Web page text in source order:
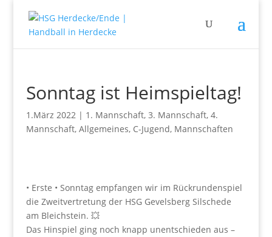
Sonntag ist Heimspieltag!
1.März 2022| 1. Mannschaft, 3. Mannschaft, 4.
Mannschaft, Allgemeines, C-Jugend, Mannschaften
• Erste • Sonntag empfangen wir im Rückrundenspiel
die Zweitvertretung der HSG Gevelsberg Silschede
am Bleichstein. 💥
Das Hinspiel ging noch knapp unentschieden aus –